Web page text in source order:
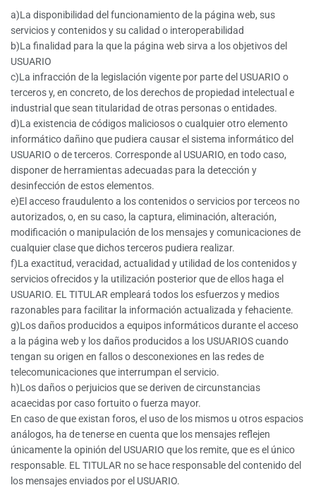
a)La disponibilidad del funcionamiento de la página web, sus
servicios y contenidos y su calidad o interoperabilidad
b)La finalidad para la que la página web sirva a los objetivos del
USUARIO
c)La infracción de la legislación vigente por parte del USUARIO o
terceros y, en concreto, de los derechos de propiedad intelectual e
industrial que sean titularidad de otras personas o entidades.
d)La existencia de códigos maliciosos o cualquier otro elemento
informático dañino que pudiera causar el sistema informático del
USUARIO o de terceros. Corresponde al USUARIO, en todo caso,
disponer de herramientas adecuadas para la detección y
desinfección de estos elementos.
e)El acceso fraudulento a los contenidos o servicios por terceos no
autorizados, o, en su caso, la captura, eliminación, alteración,
modificación o manipulación de los mensajes y comunicaciones de
cualquier clase que dichos terceros pudiera realizar.
f)La exactitud, veracidad, actualidad y utilidad de los contenidos y
servicios ofrecidos y la utilización posterior que de ellos haga el
USUARIO. EL TITULAR empleará todos los esfuerzos y medios
razonables para facilitar la información actualizada y fehaciente.
g)Los daños producidos a equipos informáticos durante el acceso
a la página web y los daños producidos a los USUARIOS cuando
tengan su origen en fallos o desconexiones en las redes de
telecomunicaciones que interrumpan el servicio.
h)Los daños o perjuicios que se deriven de circunstancias
acaecidas por caso fortuito o fuerza mayor.
En caso de que existan foros, el uso de los mismos u otros espacios
análogos, ha de tenerse en cuenta que los mensajes reflejen
únicamente la opinión del USUARIO que los remite, que es el único
responsable. EL TITULAR no se hace responsable del contenido del
los mensajes enviados por el USUARIO.